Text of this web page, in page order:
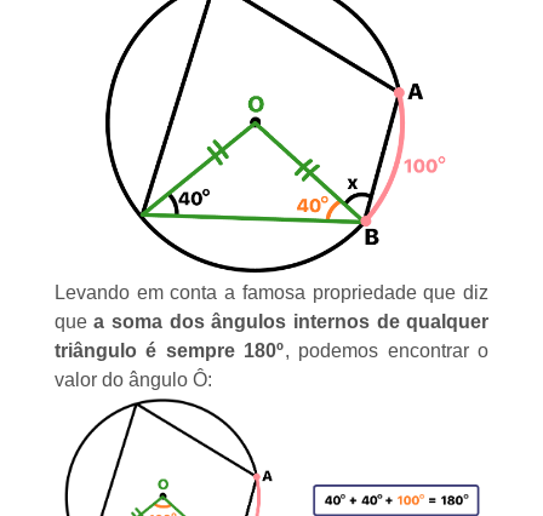
Levando em conta a famosa propriedade que diz
quea soma dos ângulos internos de qualquer
triângulo é sempre 180º, podemos encontrar o
valor do ângulo Ô: